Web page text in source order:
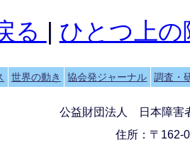
る ひとつ上の
世界の動き 協会発ジャーナル 調査・
公益財団法人 日本障害
住所：〒162-